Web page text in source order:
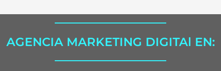
AGENCIA MARKETING DIGITAl EN: